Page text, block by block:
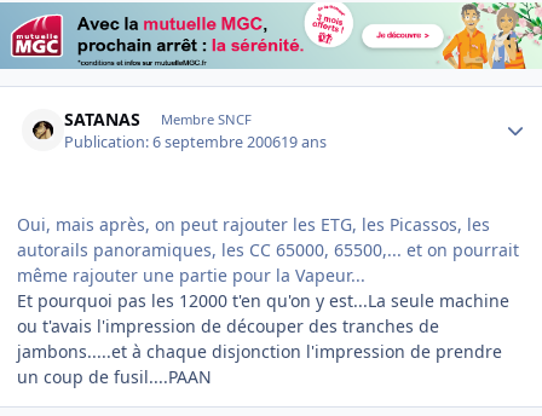
SATANAS Membre SNCF
Publication:6 septembre 200619 ans
Oui, mais après, on peut rajouter les ETG, les Picassos, les
autorails panoramiques, les CC 65000, 65500,... et on pourrait
même rajouter une partie pour la Vapeur...
Et pourquoi pas les 12000 t'en qu'on y est...La seule machine
ou t'avais l'impression de découper des tranches de
jambons.....et à chaque disjonction l'impression de prendre
un coup de fusil....PAAN